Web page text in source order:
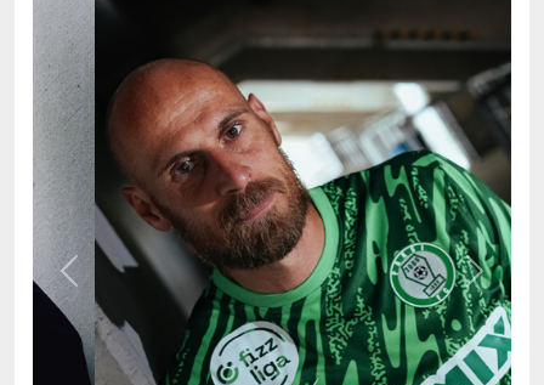
Previous Next